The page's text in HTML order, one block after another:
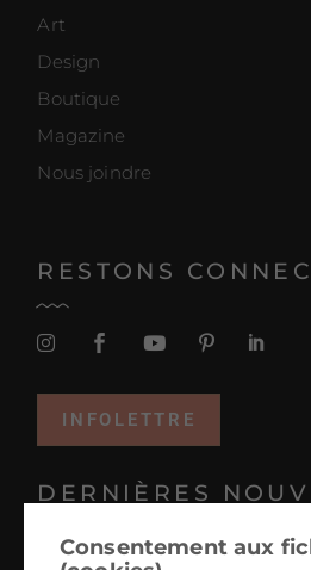
Art
Design
Boutique
Magazine
Nous joindre
RESTONS
INFOLETTRE
DERNIÈRES
Consentement aux